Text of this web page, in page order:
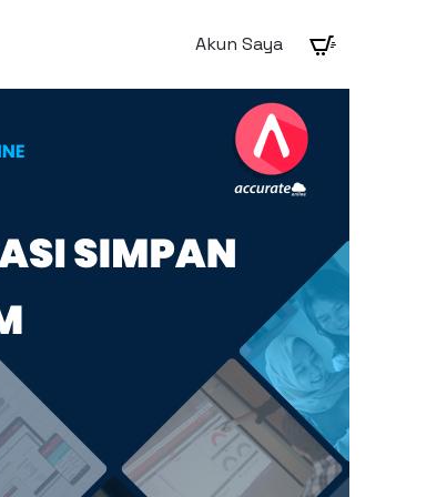
Akun Saya